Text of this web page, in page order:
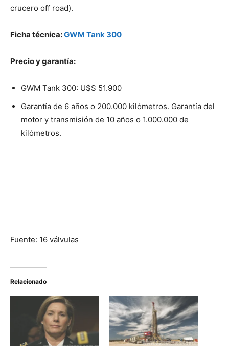
crucero off road).
Ficha técnica:GWM Tank 300
Precio y garantía:
GWM Tank 300: U$S 51.900
Garantía de 6 años o 200.000 kilómetros. Garantía del
motor y transmisión de 10 años o 1.000.000 de
kilómetros.
Fuente: 16 válvulas
Relacionado